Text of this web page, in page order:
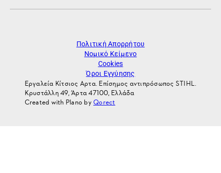
Πολιτική Απορρήτου
Νομικό Κείμενο
Cookies
Όροι Εγγύησης
Εργαλεία Κίτσιος Αρτα. Επίσημος αντιπρόσωπος STIHL.
Κρυστάλλη 49, Άρτα 47100, Ελλάδα
Created with Plano byQorect